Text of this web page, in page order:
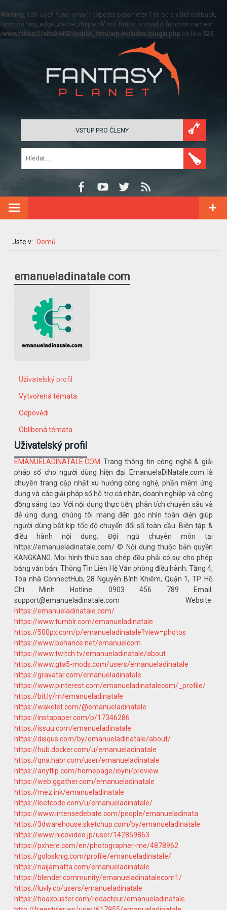
Warning: call_user_func_array() expects parameter 1 to be a valid callback,
function 'wp_edge_cache_dispatch' not found or invalid function name in
/www/sites/2/site24452/public_html/wp-includes/plugin.php on line 525
VSTUP PRO ČLENY
Jste v: Domů
emanueladinatale com
Uživatelský profil
Vytvořená témata
Odpovědi
Oblíbená témata
Uživatelský profil
EMANUELADINATALE.COM Trang thông tin công nghệ & giải
pháp số cho người dùng hiện đại EmanuelaDiNatale.com là
chuyên trang cập nhật xu hướng công nghệ, phần mềm ứng
dụng và các giải pháp số hỗ trợ cá nhân, doanh nghiệp và cộng
đồng sáng tạo. Với nội dung thực tiễn, phân tích chuyên sâu và
dễ ứng dụng, chúng tôi mang đến góc nhìn toàn diện giúp
người dùng bắt kịp tốc độ chuyển đổi số toàn cầu. Biên tập &
điều hành nội dung: Đội ngũ chuyên môn tại
https://emanueladinatale.com/ © Nội dung thuộc bản quyền
KANGKANG. Mọi hình thức sao chép đều phải có sự cho phép
bằng văn bản. Thông Tin Liên Hệ Văn phòng điều hành: Tầng 4,
Tòa nhà ConnectHub, 28 Nguyễn Bỉnh Khiêm, Quận 1, TP. Hồ
Chí Minh Hotline: 0903 456 789 Email:
support@emanueladinatale.com Website:
https://emanueladinatale.com/
https://www.tumblr.com/emanueladinatale
https://500px.com/p/emanueladinatale?view=photos
https://www.behance.net/emanuelcom
https://www.twitch.tv/emanueladinatale/about
https://www.gta5-mods.com/users/emanueladinatale
https://gravatar.com/emanueladinatale
https://www.pinterest.com/emanueladinatalecom/_profile/
https://bit.ly/m/emanueladinatale
https://wakelet.com/@emanueladinatale
https://instapaper.com/p/17346286
https://issuu.com/emanueladinatale
https://disqus.com/by/emanueladinatale/about/
https://hub.docker.com/u/emanueladinatale
https://qna.habr.com/user/emanueladinatale
https://anyflip.com/homepage/ioyni/preview
https://web.ggather.com/emanueladinatale
https://mez.ink/emanueladinatale
https://leetcode.com/u/emanueladinatale/
https://www.intensedebate.com/people/emanueladinata
https://3dwarehouse.sketchup.com/by/emanueladinatale
https://www.nicovideo.jp/user/142859863
https://pxhere.com/en/photographer-me/4878962
https://golosknig.com/profile/emanueladinatale/
https://naijamatta.com/emanueladinatale
https://blender.community/emanueladinatalecom1/
https://luvly.co/users/emanueladinatale
https://hoaxbuster.com/redacteur/emanueladinatale